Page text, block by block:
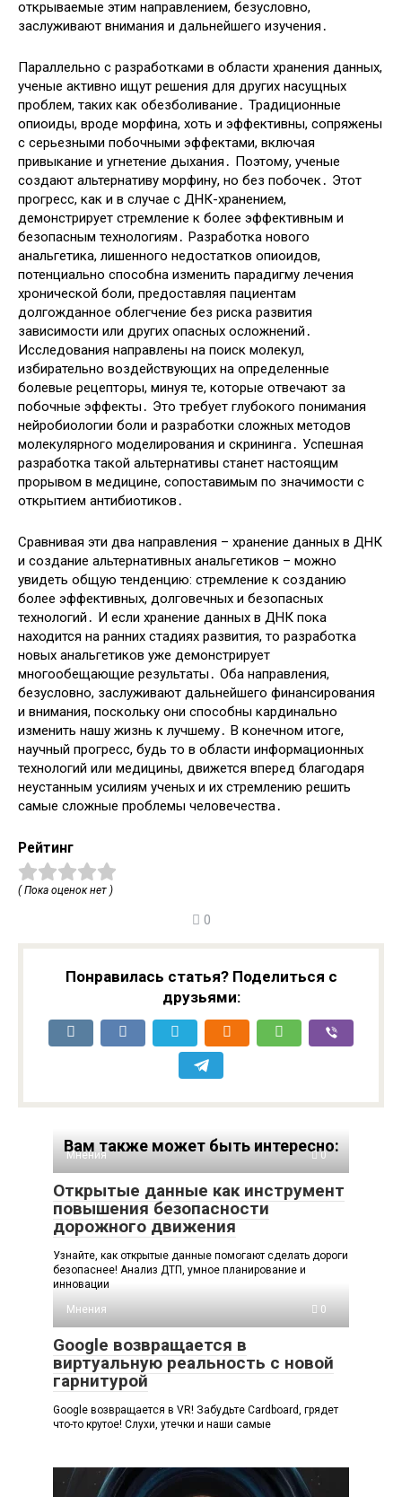
открываемые этим направлением, безусловно,
заслуживают внимания и дальнейшего изучения․
Параллельно с разработками в области хранения данных,
ученые активно ищут решения для других насущных
проблем, таких как обезболивание․ Традиционные
опиоиды, вроде морфина, хоть и эффективны, сопряжены
с серьезными побочными эффектами, включая
привыкание и угнетение дыхания․ Поэтому, ученые
создают альтернативу морфину, но без побочек․ Этот
прогресс, как и в случае с ДНК-хранением,
демонстрирует стремление к более эффективным и
безопасным технологиям․ Разработка нового
анальгетика, лишенного недостатков опиоидов,
потенциально способна изменить парадигму лечения
хронической боли, предоставляя пациентам
долгожданное облегчение без риска развития
зависимости или других опасных осложнений․
Исследования направлены на поиск молекул,
избирательно воздействующих на определенные
болевые рецепторы, минуя те, которые отвечают за
побочные эффекты․ Это требует глубокого понимания
нейробиологии боли и разработки сложных методов
молекулярного моделирования и скрининга․ Успешная
разработка такой альтернативы станет настоящим
прорывом в медицине, сопоставимым по значимости с
открытием антибиотиков․
Сравнивая эти два направления – хранение данных в ДНК
и создание альтернативных анальгетиков – можно
увидеть общую тенденцию: стремление к созданию
более эффективных, долговечных и безопасных
технологий․ И если хранение данных в ДНК пока
находится на ранних стадиях развития, то разработка
новых анальгетиков уже демонстрирует
многообещающие результаты․ Оба направления,
безусловно, заслуживают дальнейшего финансирования
и внимания, поскольку они способны кардинально
изменить нашу жизнь к лучшему․ В конечном итоге,
научный прогресс, будь то в области информационных
технологий или медицины, движется вперед благодаря
неустанным усилиям ученых и их стремлению решить
самые сложные проблемы человечества․
Рейтинг
( Пока оценок нет )
0
Понравилась статья? Поделиться с
друзьями:
Вам также может быть интересно:
Мнения 0
Открытые данные как инструмент
повышения безопасности
дорожного движения
Узнайте, как открытые данные помогают сделать дороги
безопаснее! Анализ ДТП, умное планирование и
инновации
Мнения
0
Google возвращается в
виртуальную реальность с новой
гарнитурой
Google возвращается в VR! Забудьте Cardboard, грядет
что-то крутое! Слухи, утечки и наши самые